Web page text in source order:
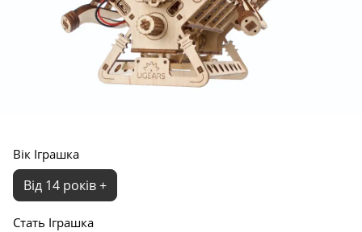
Вік Іграшка
Від 14 років +
Стать Іграшка